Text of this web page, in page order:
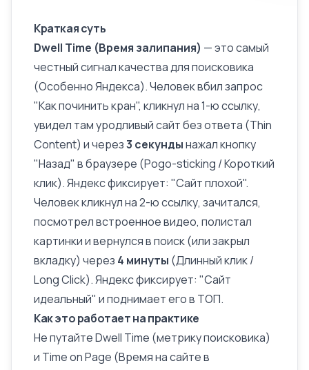
Краткая суть
Dwell Time (Время залипания) — это самый
честный сигнал качества для поисковика
(Особенно Яндекса). Человек вбил запрос
"Как починить кран", кликнул на 1-ю ссылку,
увидел там уродливый сайт без ответа (Thin
Content) и через3 секундынажал кнопку
"Назад" в браузере (Pogo-sticking / Короткий
клик). Яндекс фиксирует: "Сайт плохой".
Человек кликнул на 2-ю ссылку, зачитался,
посмотрел встроенное видео, полистал
картинки и вернулся в поиск (или закрыл
вкладку) через 4 минуты (Длинный клик /
Long Click). Яндекс фиксирует: "Сайт
идеальный" и поднимает его в ТОП.
Как это работает на практике
Не путайте Dwell Time (метрику поисковика)
и Time on Page (Время на сайтев